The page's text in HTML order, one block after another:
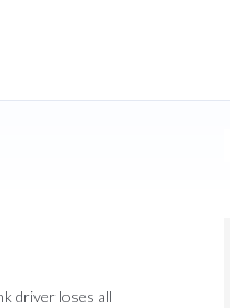
driver loses all